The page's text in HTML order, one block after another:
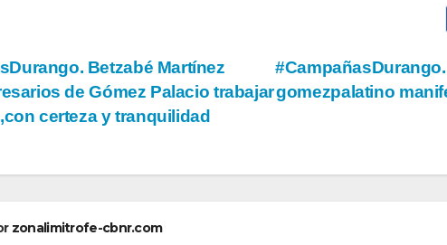
gomezpalatino
Betzabé Martínez
de Gómez Palacio trabajar
certeza y tranquilidad
zonalimitrofe-cbnr.com